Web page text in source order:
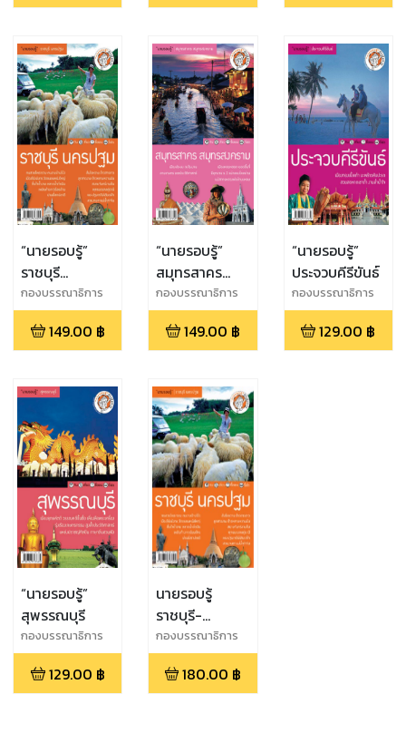
“นายรอบรู้”
ราชบุรี
นครปฐม
กองบรรณาธิการ
นายรอบรู้
149.00 ฿
“นายรอบรู้”
สมุทรสาคร
สมุทรสงคราม
กองบรรณาธิการ
นายรอบรู้
149.00 ฿
“นายรอบรู้”
ประจวบคีรีขันธ์
กองบรรณาธิการ
นายรอบรู้
129.00 ฿
“นายรอบรู้”
สุพรรณบุรี
กองบรรณาธิการ
นายรอบรู้
129.00 ฿
นายรอบรู้
ราชบุรี-
นครปฐม
กองบรรณาธิการ
นายรอบรู้
180.00 ฿